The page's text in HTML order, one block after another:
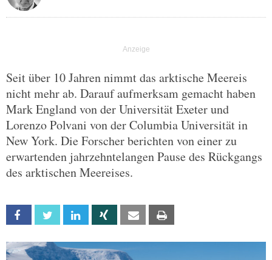
Seit über 10 Jahren nimmt das arktische Meereis
nicht mehr ab. Darauf aufmerksam gemacht haben
Mark England von der Universität Exeter und
Lorenzo Polvani von der Columbia Universität in
New York. Die Forscher berichten von einer zu
erwartenden jahrzehntelangen Pause des Rückgangs
des arktischen Meereises.
Facebook Twitter Linkedin Xing Email